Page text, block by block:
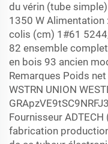
du vérin (tube
1350 W Alimentation
colis (cm) 1#61 52
82 ensemble
en bois 93 ancien
Remarques Poids
WSTRN UNION
Fournisseur
fabrication